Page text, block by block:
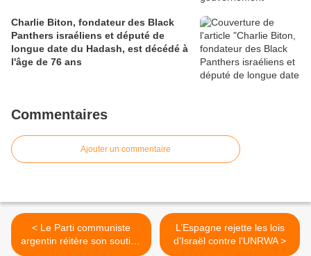
Charlie Biton, fondateur des Black
Panthers israéliens et député de
longue date du Hadash, est décédé à
l'âge de 76 ans
Commentaires
Ajouter un commentaire
< Le Parti communiste
argentin réitère son soutien
L’Espagne rejette les lois
d’Israël contre l'UNRWA >